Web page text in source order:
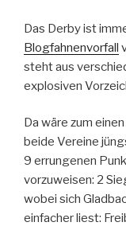
Das Derby ist
Blogfahnenvorfall
steht aus
explosiven
Da wäre zum
beide Vereine
9 errungenen
vorzuweisen: 2
wobei sich
einfacher liest: